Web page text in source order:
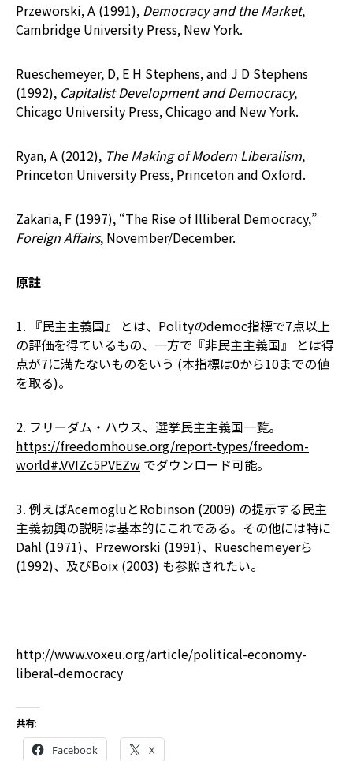
Przeworski, A (1991), Democracy and the Market,
Cambridge University Press, New York.
Rueschemeyer, D, E H Stephens, and J D Stephens
(1992), Capitalist Development and Democracy,
Chicago University Press, Chicago and New York.
Ryan, A (2012), The Making of Modern Liberalism,
Princeton University Press, Princeton and Oxford.
Zakaria, F (1997), “The Rise of Illiberal Democracy,”
Foreign Affairs, November/December.
原註
1. 『民主主義国』 とは、Polityのdemoc指標で7点以上
の評価を得ているもの、一方で『非民主主義国』 とは得
点が7に満たないものをいう (本指標は0から10までの値
を取る)。
2. フリーダム・ハウス、選挙民主主義国一覧。
https://freedomhouse.org/report-types/freedom-
world#.VVIZc5PVEZw でダウンロード可能。
3. 例えばAcemogluとRobinson (2009) の提示する民主
主義勃興の説明は基本的にこれである。その他には特に
Dahl (1971)、Przeworski (1991)、Rueschemeyerら
(1992)、及びBoix (2003) も参照されたい。
http://www.voxeu.org/article/political-economy-
liberal-democracy
共有:
Facebook X